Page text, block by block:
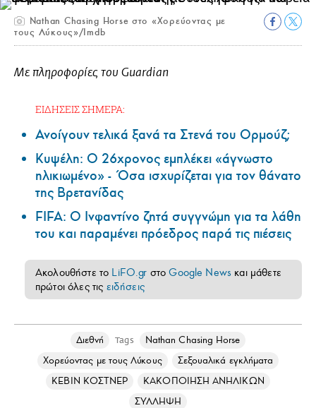
Nathan Chasing Horse στο «Χορεύοντας με
τους Λύκους»/Imdb
Με πληροφορίες του Guardian
ΕΙΔΗΣΕΙΣ ΣΗΜΕΡΑ:
Ανοίγουν τελικά ξανά τα Στενά του Ορμούζ;
Κυψέλη: Ο 26χρονος εμπλέκει «άγνωστο
ηλικιωμένο» - Όσα ισχυρίζεται για τον θάνατο
της Βρετανίδας
FIFA: Ο Ινφαντίνο ζητά συγγνώμη για τα λάθη
του και παραμένει πρόεδρος παρά τις πιέσεις
Ακολουθήστε το LiFO.gr στοGoogle News και μάθετε
πρώτοι όλες τις ειδήσεις
Διεθνή Tags
Nathan Chasing Horse
Χορεύοντας με τους Λύκους
Σεξουαλικά εγκλήματα
ΚΕΒΙΝ ΚΟΣΤΝΕΡ
ΚΑΚΟΠΟΙΗΣΗ ΑΝΗΛΙΚΩΝ
ΣΥΛΛΗΨΗ